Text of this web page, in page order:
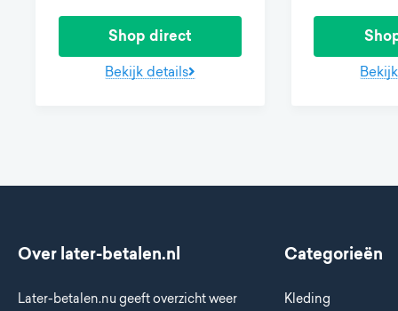
Shop direct
Bekijk details
Over later-betalen.nl
Later-betalen.nu geeft overzicht weer
Categorieën
Kleding